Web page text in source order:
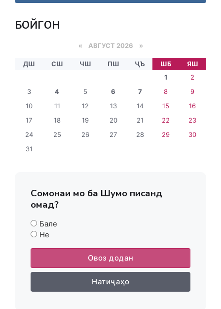
БОЙГОНӢ
« АВГУСТ 2026 »
ДШ СШ ЧШ ПШ ҶЪ ШБ
ЯШ
1
2
3
4 5 6 7 8
9
10
11 12 13 14 15
16
17
18 19 20 21 22
23
24
25 26 27 28 29
30
31
Сомонаи мо ба Шумо писанд
омад?
Бале
Не
Овоз додан
Натиҷаҳо